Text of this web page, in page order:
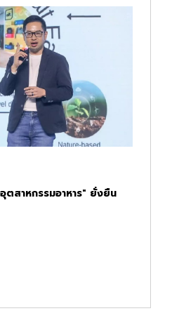
สาหกรรมอาหาร" ยั่งยืน